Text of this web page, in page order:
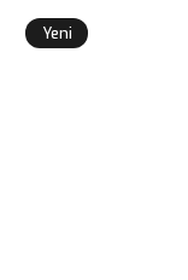
Yeni